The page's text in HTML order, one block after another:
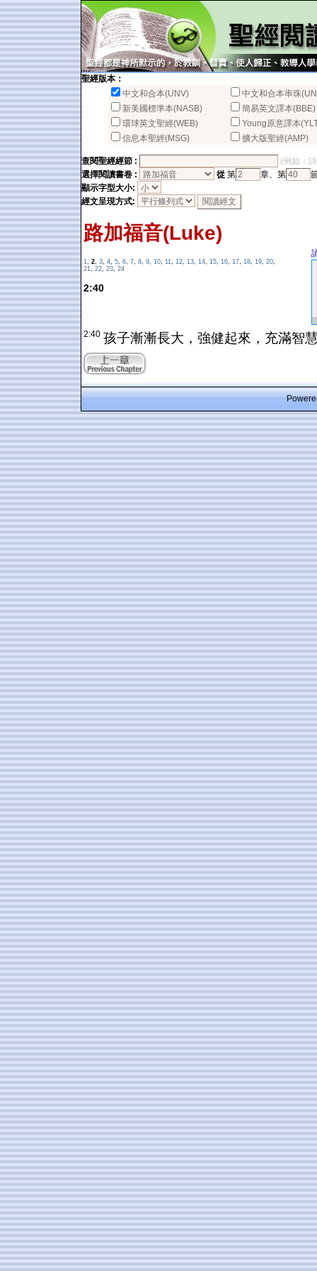
聖經版本：
中文和合本(UNV)
中文和合本串珠
新美國標準本(NASB)
簡易英文譯本(BBE)
環球英文聖經(WEB)
Young原意譯本
信息本聖經(MSG)
擴大版聖經(AMP)
查閱聖經經節 :
(例如：
選擇閱讀書卷 :
從 第 章、第
顯示字型大小:
經文呈現方式:
路加福音(Luke)
1, 2, 3, 4, 5, 6, 7, 8, 9, 10, 11, 12, 13, 14, 15, 16, 17, 18, 19, 20,
21, 22, 23, 24
2:40
2:40 孩子漸漸長大，強健起來，充滿智